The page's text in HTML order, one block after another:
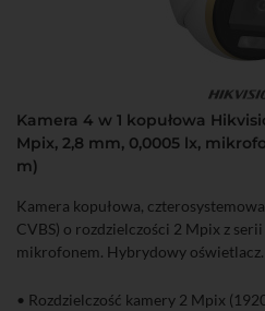
Kamera 4 w 1 kopułowa
Mpix, 2,8 mm, 0,0005 lx,
m)
Kamera kopułowa,
CVBS) o rozdzielczości 2 Mpix z
mikrofonem. Hybrydowy oświetlacz.
• Rozdzielczość kamery 2 Mpix